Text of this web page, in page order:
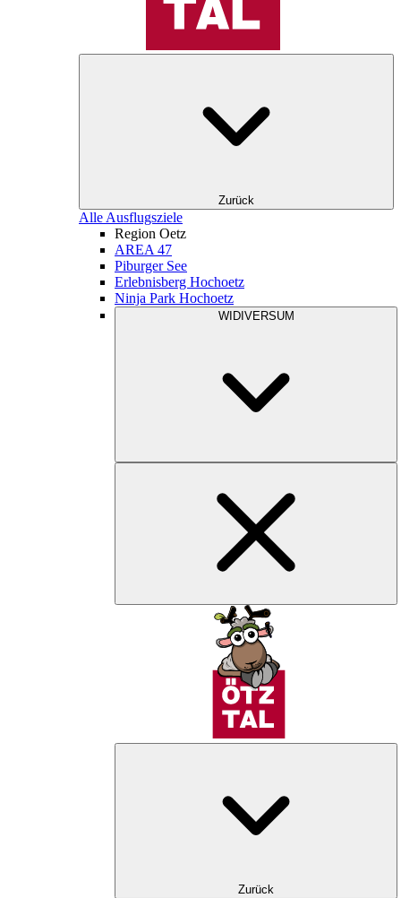
Zurück
Alle Ausflugsziele
Region Oetz
AREA 47
Piburger See
Erlebnisberg Hochoetz
Ninja Park Hochoetz
WIDIVERSUM
Zurück